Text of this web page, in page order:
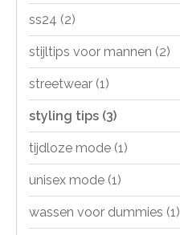
ss24 (2)
stijltips voor mannen (2)
streetwear (1)
styling tips (3)
tijdloze mode (1)
unisex mode (1)
wassen voor dummies (1)